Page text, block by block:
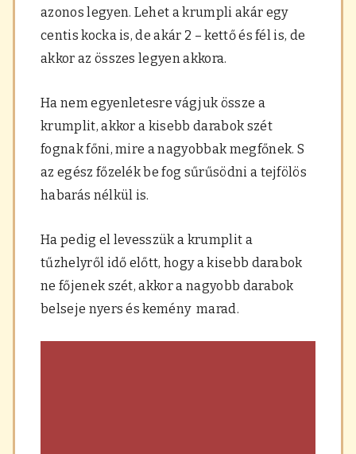
azonos legyen. Lehet a krumpli akár egy
centis kocka is, de akár 2 – kettő és fél is, de
akkor az összes legyen akkora.
Ha nem egyenletesre vágjuk össze a
krumplit, akkor a kisebb darabok szét
fognak főni, mire a nagyobbak megfőnek. S
az egész főzelék be fog sűrűsödni a tejfölös
habarás nélkül is.
Ha pedig el levesszük a krumplit a
tűzhelyről idő előtt, hogy a kisebb darabok
ne főjenek szét, akkor a nagyobb darabok
belseje nyers és kemény marad.